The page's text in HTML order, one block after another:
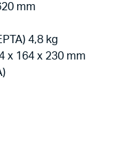
mm
4,8 kg
x 164 x 230 mm